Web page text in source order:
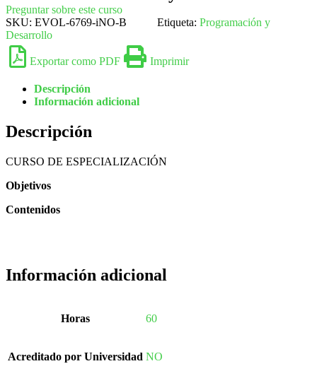
Preguntar sobre este curso
SKU: EVOL-6769-iNO-B Etiqueta: Programación y
Desarrollo
Exportar como PDF Imprimir
Descripción
Información adicional
Descripción
CURSO DE ESPECIALIZACIÓN
Objetivos
Contenidos
Información adicional
Horas 60
Acreditado por Universidad NO